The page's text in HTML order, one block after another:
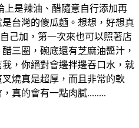
上是辣油、醋隨意自行添加再
台灣的傻瓜麵。想想，好想真
己加，第一次來也可以照著店
三圈，碗底還有芝麻油醬汁，
，你絕對會邊拌邊吞口水，就
燒真是超厚，而且非常的軟
真的會有一點肉膩........